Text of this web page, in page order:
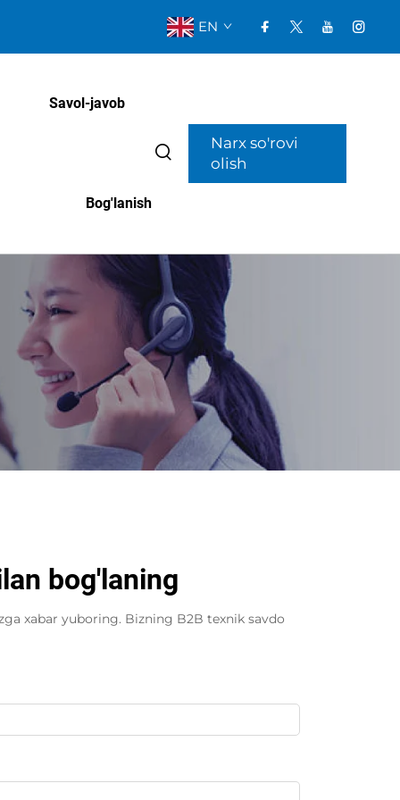
EN
Savol-javob
Bog'lanish
Narx so'rovi
olish
bog'laning
xabar yuboring. Bizning B2B texnik savdo